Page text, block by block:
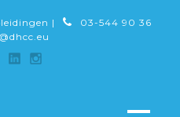
|
03-544 90 36